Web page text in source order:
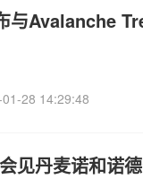
与Avalanche
28 14:29:48
见丹麦诺和诺